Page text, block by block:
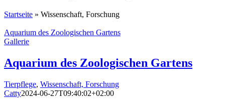
Startseite » Wissenschaft, Forschung
Aquarium des Zoologischen Gartens
Gallerie
Aquarium des Zoologischen Gartens
Tierpflege, Wissenschaft, Forschung
Catty2024-06-27T09:40:02+02:00